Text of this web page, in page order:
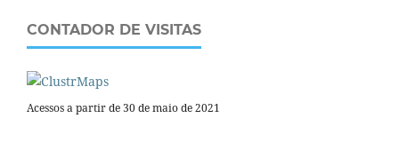
CONTADOR DE VISITAS
Acessos a partir de 30 de maio de 2021